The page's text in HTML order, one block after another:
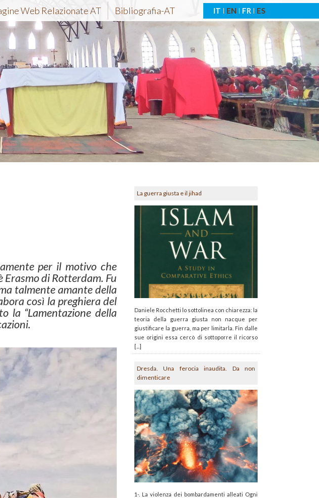
Web Relazionate AT Bibliografia-AT IT EN FR ES
per il motivo che
di Rotterdam. Fu
talmente amante della
così la preghiera del
la “Lamentazione della
La guerra giusta e il jihad
Daniele Rocchetti lo sottolinea con chiarezza: la
teoria della guerra giusta non nacque per
giustificare la guerra, ma per limitarla. Fin dalle
sue origini essa cercò di sottoporre il ricorso
[...]
Dresda. Una ferocia inaudita. Da non
dimenticare
1-. La violenza dei bombardamenti alleati Ogni